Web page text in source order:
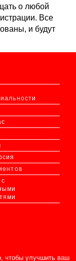
о любой
Все
и будут
чтобы улучшить ваш